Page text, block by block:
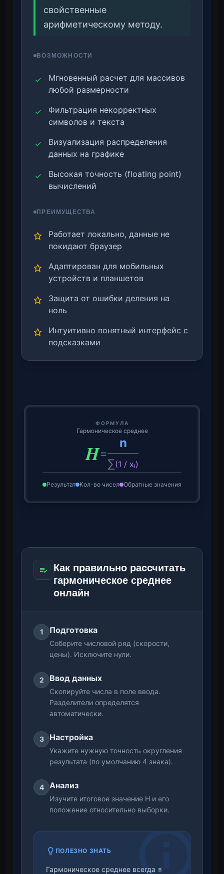
свойственные
арифметическому методу.
ВОЗМОЖНОСТИ
Мгновенный расчет для массивов
любой размерности
Фильтрация некорректных
символов и текста
Визуализация распределения
данных на графике
Высокая точность (floating point)
вычислений
ПРЕИМУЩЕСТВА
Работает локально, данные не
покидают браузер
Адаптирован для мобильных
устройств и планшетов
Защита от ошибки деления на
ноль
Интуитивно понятный интерфейс с
подсказками
ФОРМУЛА
Гармоническое среднее
H=
n
∑(1 / xᵢ)
Результат Кол-во чисел Обратные значения
Как правильно рассчитать
гармоническое среднее
онлайн
1 Подготовка
Соберите числовой ряд (скорости,
цены). Исключите нули.
2 Ввод данных
Скопируйте числа в поле ввода.
Разделители определятся
автоматически.
3 Настройка
Укажите нужную точность округления
результата (по умолчанию 4 знака).
4 Анализ
Изучите итоговое значение H и его
положение относительно выборки.
ПОЛЕЗНО ЗНАТЬ
Гармоническое среднее всегда ≤